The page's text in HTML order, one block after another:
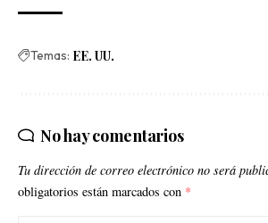
Temas: EE. UU.
No hay comentarios
Tu dirección de correo electrónico no será
obligatorios están marcados con *